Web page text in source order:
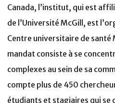
Canada, l’institut, qui est
de l’Université McGill, est
Centre universitaire de santé
mandat consiste à se
complexes au sein de sa
compte plus de 450
étudiants et stagiaires qui se